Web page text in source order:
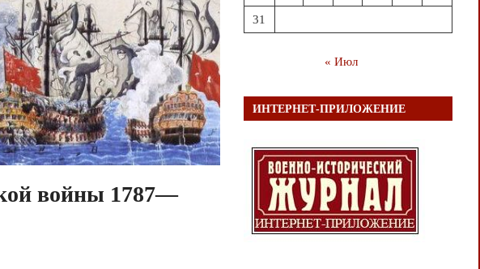
войны 1787—
31
« Июл
ИНТЕРНЕТ-ПРИЛОЖЕНИЕ